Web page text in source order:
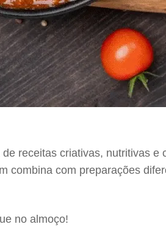
receitas criativas, nutritivas
com preparações
no almoço!